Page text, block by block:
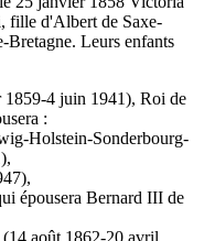
fille d'Albert de Saxe-
Leurs enfants
1859-4 juin 1941), Roi de
:
Holstein-Sonderbourg-
épousera Bernard III de
août 1862-20 avril